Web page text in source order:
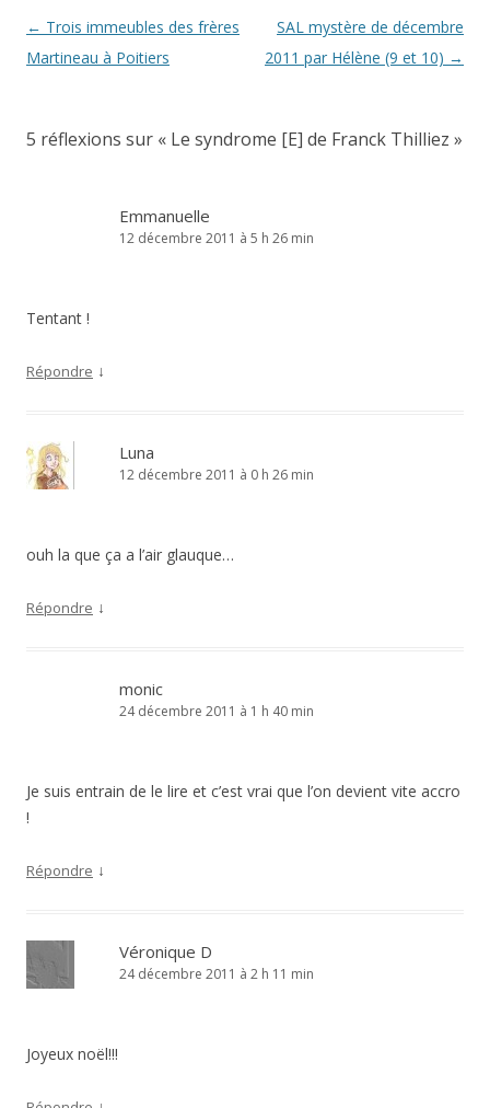
Navigation
des
← Trois immeubles des frères
Martineau à Poitiers
SAL mystère de décembre
2011 par Hélène (9 et 10) →
5 réflexions sur « Le syndrome [E] de Franck Thilliez »
Emmanuelle
12 décembre 2011 à 5 h 26 min
Tentant !
Répondre ↓
Luna
12 décembre 2011 à 0 h 26 min
ouh la que ça a l’air glauque…
Répondre ↓
monic
24 décembre 2011 à 1 h 40 min
Je suis entrain de le lire et c’est vrai que l’on devient vite accro
!
Répondre ↓
Véronique D
24 décembre 2011 à 2 h 11 min
Joyeux noël!!!